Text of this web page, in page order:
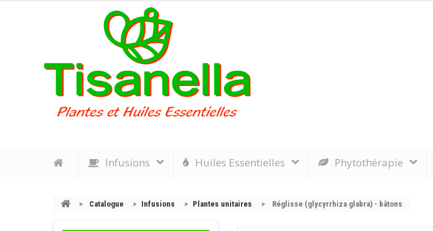
Infusions Huiles Essentielles Phytothérapie
> Catalogue > Infusions > Plantes unitaires > Réglisse (glycyrrhiza glabra) - bâtons